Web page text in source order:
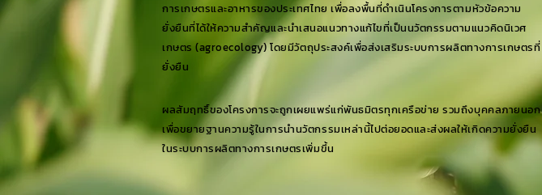
การเกษตรและอาหารของประเทศไทย เพื่อลงพื้นที่ดำเนินโครงการตามหัวข้อความ
ยั่งยืนที่ได้ให้ความสำคัญและนำเสนอแนวทางแก้ไขที่เป็นนวัตกรรมตามแนวคิดนิเวศ
เกษตร (agroecology) โดยมีวัตถุประสงค์เพื่อส่งเสริมระบบการผลิตทางการเกษตรที่
ยั่งยืน
ผลสัมฤทธิ์ของโครงการจะถูกเผยแพร่แก่พันธมิตรทุกเครือข่าย รวมถึงบุคคลภายนอก
เพื่อขยายฐานความรู้ในการนำนวัตกรรมเหล่านี้ไปต่อยอดและส่งผลให้เกิดความยั่งยืน
ในระบบการผลิตทางการเกษตรเพิ่มขึ้น